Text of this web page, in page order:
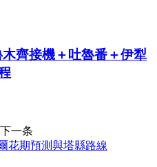
齊接機＋吐魯番＋伊犁
下一条
花期預測與塔縣路線